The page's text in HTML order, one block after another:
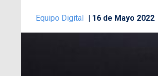
Equipo Digital 16 de Mayo 2022